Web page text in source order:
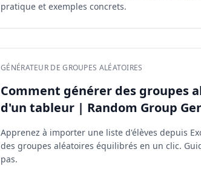
pratique et exemples concrets.
GÉNÉRATEUR DE GROUPES ALÉATOIRES
Comment générer des groupes
d'un tableur | Random Group
Apprenez à importer une liste d'élèves depuis
des groupes aléatoires équilibrés en un clic.
pas.